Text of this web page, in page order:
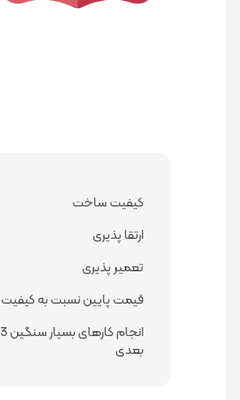
کیفیت ساخت
ارتقا پذیری
تعمیر پذیری
قیمت پایین نسبت به کیفیت
انجام کارهای بسیار سنگین 3
بعدی